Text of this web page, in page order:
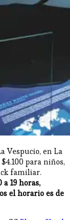
Vespucio, en La
para niños,
familiar.
19 horas,
el horario es de